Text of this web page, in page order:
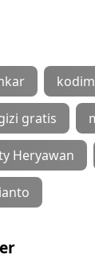
kodim
gratis
Heryawan